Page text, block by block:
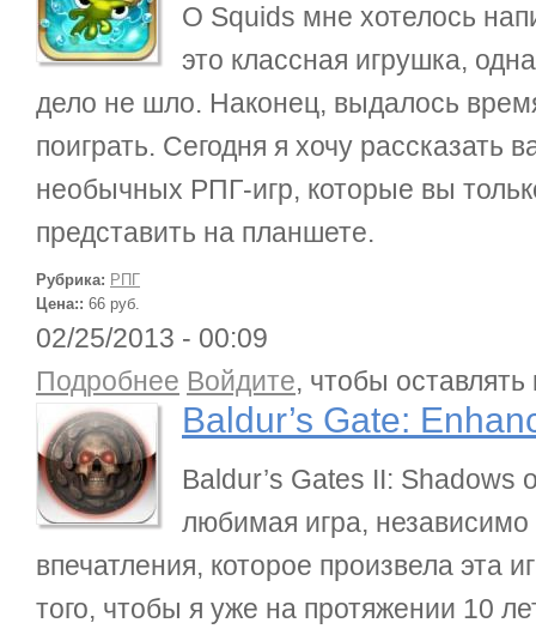
О Squids мне хотелось
это классная игрушка,
дело не шло. Наконец, выдалось
поиграть. Сегодня я хочу рассказать
необычных РПГ-игр, которые вы
представить на планшете.
Рубрика: РПГ
Цена:: 66 руб.
02/25/2013 - 00:09
Подробнее о Baldur’s Gate: Enhanced Edition
Войдите, чтобы
Baldur’s Gate:
Baldur’s Gates II:
любимая игра,
впечатления, которое произвела эта
того, чтобы я уже на протяжении 10